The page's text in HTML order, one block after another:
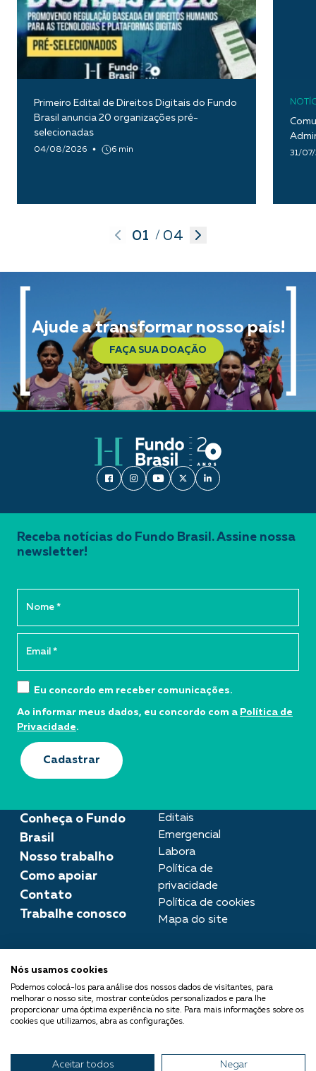
Primeiro Edital de Direitos Digitais do Fundo
Brasil anuncia 20 organizações pré-
selecionadas
04/08/2026 6 min 31/
01 / 04
Ajude a transformar nosso país!
FAÇA SUA DOAÇÃO
Conheça o Fundo
Brasil
Nosso trabalho
Como apoiar
Contato
Trabalhe conosco
Editais
Emergencial
Labora
Política de
privacidade
Política de cookies
Mapa do site
imprensa@fundobrasil.org.br
O Fundo Brasil integra a Rede
Comuá - Filantropia que
Receba notícias do Fundo Brasil. Assine nossa
newsletter!
Eu concordo em receber comunicações.
Ao informar meus dados, eu concordo com a Política de
Privacidade.
Cadastrar
Nós usamos cookies
Podemos colocá-los para análise dos nossos dados de visitantes, para
melhorar o nosso site, mostrar conteúdos personalizados e para lhe
proporcionar uma óptima experiência no site. Para mais informações sobre os
cookies que utilizamos, abra as configurações.
Aceitar todos Negar